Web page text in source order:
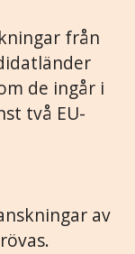
från
de ingår i
två EU-
av